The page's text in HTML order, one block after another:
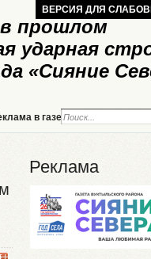
прошлом
ударная
«Сияние
ВЕРСИЯ ДЛЯ
в газете Реклама
Реклама